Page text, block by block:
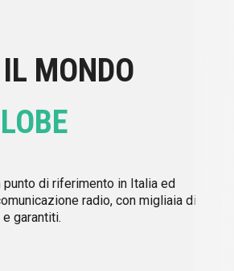
MONDO
punto di riferimento in Italia ed
radio, con migliaia di
garantiti.